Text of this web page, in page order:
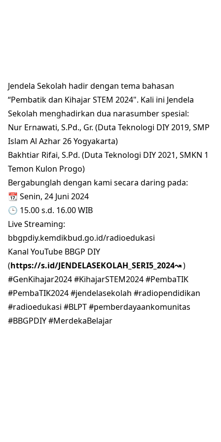
Jendela Sekolah hadir dengan tema bahasan
“Pembatik dan Kihajar STEM 2024". Kali ini Jendela
Sekolah menghadirkan dua narasumber spesial:
Nur Ernawati, S.Pd., Gr. (Duta Teknologi DIY 2019, SMP
Islam Al Azhar 26 Yogyakarta)
Bakhtiar Rifai, S.Pd. (Duta Teknologi DIY 2021, SMKN 1
Temon Kulon Progo)
Bergabunglah dengan kami secara daring pada:
📆 Senin, 24 Juni 2024
🕒 15.00 s.d. 16.00 WIB
Live Streaming:
bbgpdiy.kemdikbud.go.id/radioedukasi
Kanal YouTube BBGP DIY
(https://s.id/JENDELASEKOLAH_SERI5_2024↝)
#GenKihajar2024 #KihajarSTEM2024 #PembaTIK
#PembaTIK2024 #jendelasekolah #radiopendidikan
#radioedukasi #BLPT #pemberdayaankomunitas
#BBGPDIY #MerdekaBelajar